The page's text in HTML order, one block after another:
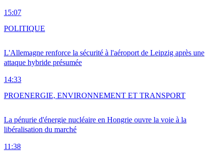
15:07
L'Allemagne renforce la sécurité à l'aéroport de Leipzig après une
attaque hybride présumée
14:33
POLITIQUE
La pénurie d'énergie nucléaire en Hongrie ouvre la voie à la
libéralisation du marché
11:38
PROENERGIE, ENVIRONNEMENT ET TRANSPORT